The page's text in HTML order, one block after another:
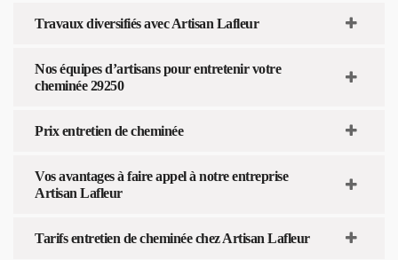
Travaux diversifiés avec Artisan Lafleur
Nos équipes d’artisans pour entretenir votre
cheminée 29250
Prix entretien de cheminée
Vos avantages à faire appel à notre entreprise
Artisan Lafleur
Tarifs entretien de cheminée chez Artisan Lafleur